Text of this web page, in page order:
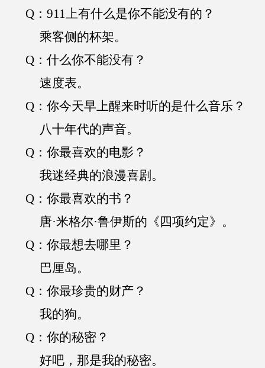
Q ： 911
上有什么是你不能没有的？
乘客侧的杯架。
Q ：什么你不能没有？
速度表。
Q ：你今天早上醒来时听的是什么音乐？
八十年代的声音。
Q ：你最喜欢的电影？
我迷经典的浪漫喜剧。
Q ：你最喜欢的书？
唐·米格尔·鲁伊斯的《四项约定》。
Q ：你最想去哪里？
巴厘岛。
Q ：你最珍贵的财产？
我的狗。
Q ：你的秘密？
好吧，那是我的秘密。